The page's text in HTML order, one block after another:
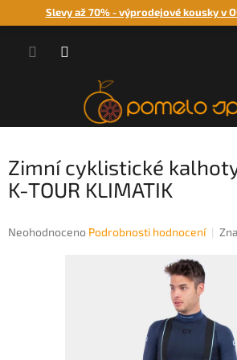
Slevy až 70% - výprodejové kousky v
Zimní cyklistické
K-TOUR KLIMATIK
Průměrné
Neohodnoceno Podrobnosti hodnocení